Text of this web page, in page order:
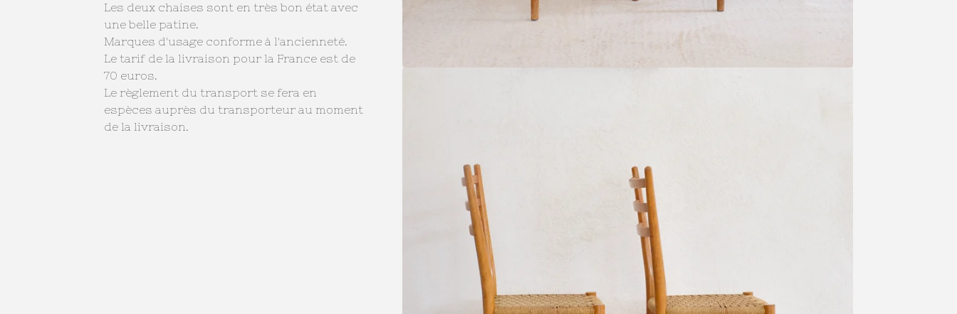
Les deux chaises sont en très bon état avec
une belle patine.
Marques d'usage conforme à l'ancienneté.
Le tarif de la livraison pour la France est de
70 euros.
Le règlement du transport se fera en
espèces auprès du transporteur au moment
de la livraison.